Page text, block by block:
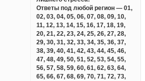
Ответы под любой регион — 01,
02, 03, 04, 05, 06, 07, 08, 09, 10,
11, 12, 13, 14, 15, 16, 17, 18, 19,
20, 21, 22, 23, 24, 25, 26, 27, 28,
29, 30, 31, 32, 33, 34, 35, 36, 37,
38, 39, 40, 41, 42, 43, 44, 45, 46,
47, 48, 49, 50, 51, 52, 53, 54, 55,
56, 57, 58, 59, 60, 61, 62, 63, 64,
65, 66, 67, 68, 69, 70, 71, 72, 73,